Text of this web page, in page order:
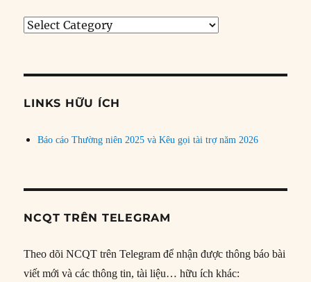
Tìm
đề
LINKS HỮU ÍCH
Báo cáo Thường niên 2025 và Kêu gọi tài trợ năm 2026
NCQT TRÊN TELEGRAM
Theo dõi NCQT trên Telegram để nhận được thông báo bài
viết mới và các thông tin, tài liệu… hữu ích khác: